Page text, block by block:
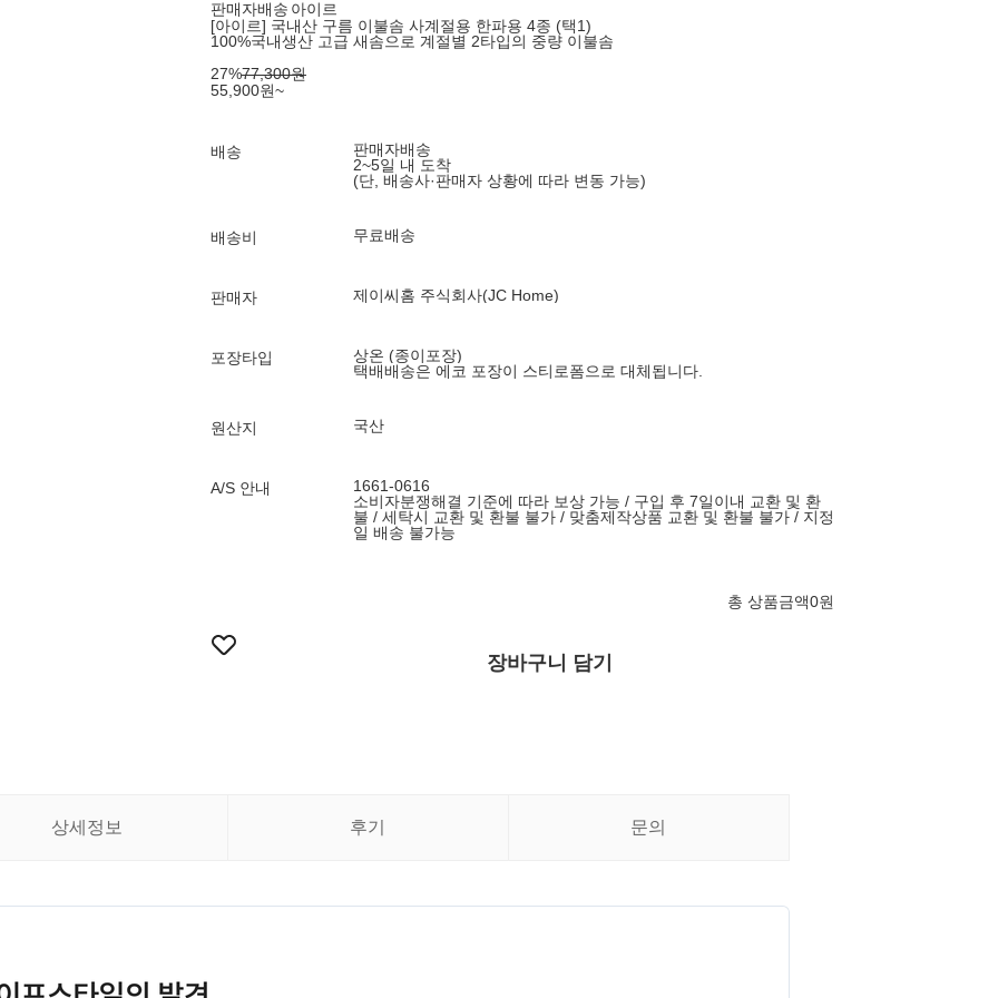
판매자배송 아이르
[아이르] 국내산 구름 이불솜 사계절용 한파용 4종 (택1)
100%국내생산 고급 새솜으로 계절별 2타입의 중량 이불솜
27%77,300원
55,900원~
배송
판매자배송
2~5일 내 도착
(단, 배송사·판매자 상황에 따라 변동 가능)
배송비 무료배송
판매자 제이씨홈 주식회사(JC Home)
포장타입
상온 (종이포장)
택배배송은 에코 포장이 스티로폼으로 대체됩니다.
원산지 국산
A/S 안내
1661-0616
소비자분쟁해결 기준에 따라 보상 가능 / 구입 후 7일이내 교환 및 환
불 / 세탁시 교환 및 환불 불가 / 맞춤제작상품 교환 및 환불 불가 / 지정
일 배송 불가능
총 상품금액0원
장바구니 담기
상세정보 후기 문의